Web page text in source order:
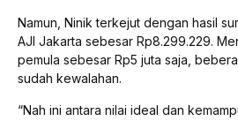
Namun, Ninik terkejut dengan hasil
AJI Jakarta sebesar Rp8.299.229.
pemula sebesar Rp5 juta saja,
sudah kewalahan.
“Nah ini antara nilai ideal dan